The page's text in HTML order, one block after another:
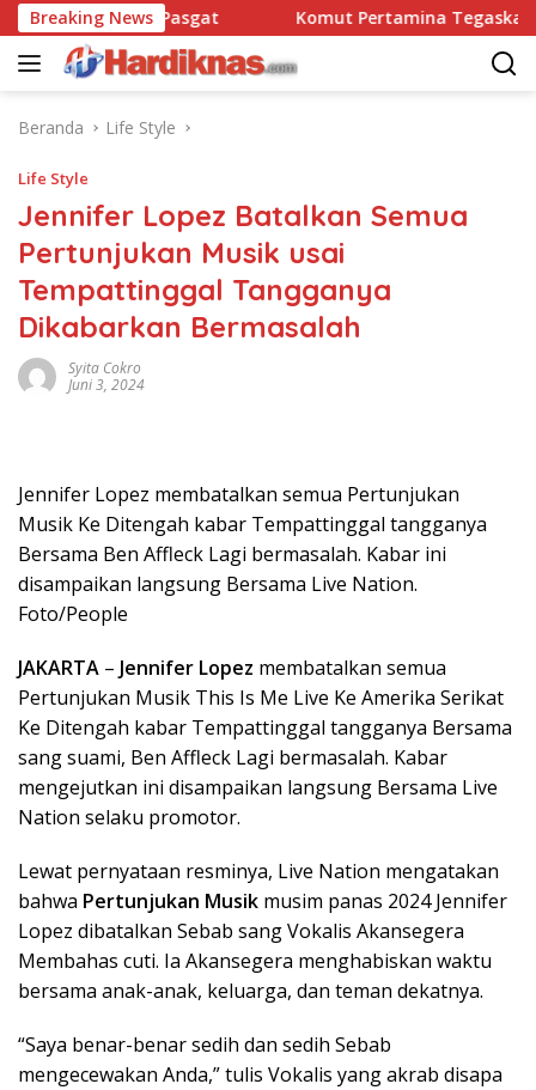
Langsung
ke
konten
Breaking News
90 Pasgat Komut Pertamina Tegaskan Tak
Beranda Life Style
Life Style
Jennifer Lopez Batalkan Semua
Pertunjukan Musik usai
Tempattinggal Tangganya
Dikabarkan Bermasalah
Syita Cokro
Juni 3, 2024
Jennifer Lopez membatalkan semua Pertunjukan
Musik Ke Ditengah kabar Tempattinggal tangganya
Bersama Ben Affleck Lagi bermasalah. Kabar ini
disampaikan langsung Bersama Live Nation.
Foto/People
JAKARTA – Jennifer Lopez membatalkan semua
Pertunjukan Musik This Is Me Live Ke Amerika Serikat
Ke Ditengah kabar Tempattinggal tangganya Bersama
sang suami, Ben Affleck Lagi bermasalah. Kabar
mengejutkan ini disampaikan langsung Bersama Live
Nation selaku promotor.
Lewat pernyataan resminya, Live Nation mengatakan
bahwa Pertunjukan Musik musim panas 2024 Jennifer
Lopez dibatalkan Sebab sang Vokalis Akansegera
Membahas cuti. Ia Akansegera menghabiskan waktu
bersama anak-anak, keluarga, dan teman dekatnya.
“Saya benar-benar sedih dan sedih Sebab
mengecewakan Anda,” tulis Vokalis yang akrab disapa